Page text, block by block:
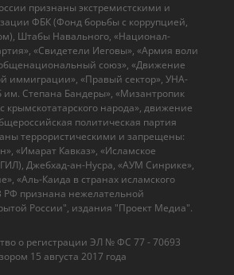
о регистрации ЭЛ № ФС 77 - 70693
15 августа 2017 года
признаны экстремистскими и
ФБК (Фонд борьбы с коррупцией,
Штабы Навального, «Национал-
«Свидетели Иеговы», «Армия воли
общенациональный союз», «Движение
иммиграции», «Правый сектор», УНА-
Степана Бандеры», «Мизантропик
народа», движение
политическая партия
террористическими и запрещены:
«Имарат Кавказ», «Исламское
Джебхад-ан-Нусра, «АУМ Синрике»,
«Аль-Каида в странах исламского
РФ признана нежелательной
России", издания "Проект Медиа".